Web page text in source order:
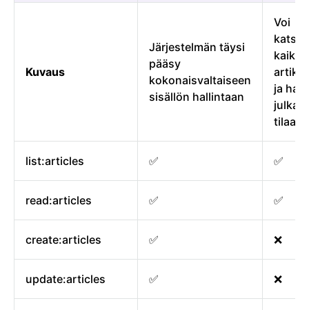
Kuvaus
Järjestelmän täysi
pääsy
kokonaisvaltaiseen
sisällön hallintaan
Voi
ja
tilaa
list:articles ✅ ✅
read:articles ✅ ✅
create:articles ✅ ❌
update:articles ✅ ❌